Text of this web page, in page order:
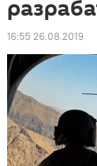
16:55 26.08.2019